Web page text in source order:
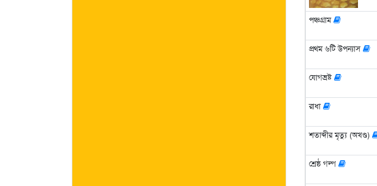
পঞ্চগ্রাম
প্রথম ৬টি উপন্যাস
যোগভ্রষ্ট
রাধা
শতাব্দীর মৃত্যু (অখণ্ড)
শ্রেষ্ঠ গল্প